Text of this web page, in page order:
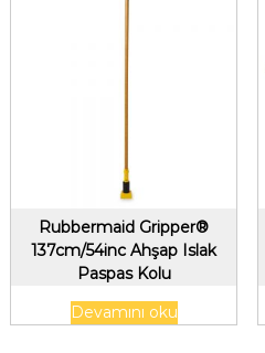
Rubbermaid Gripper®
137cm/54inc Ahşap Islak
Paspas Kolu
Devamını oku